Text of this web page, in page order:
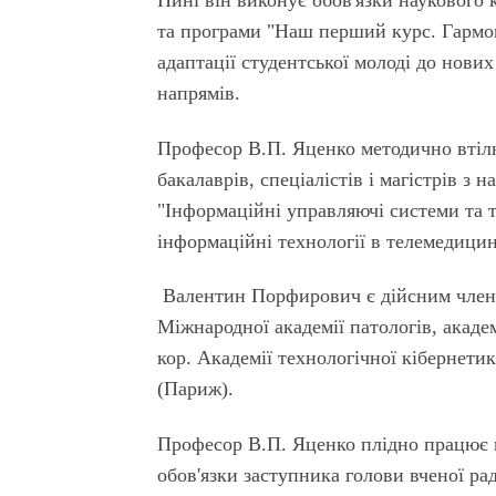
та програми "Наш перший курс.
адаптації студентської молоді до
напрямів.
Професор В.П. Яценко методично
бакалаврів, спеціалістів і магістрів
"Інформаційні управляючі системи та
інформаційні технології в
Валентин Порфирович є дійсним
Міжнародної академії патологів,
кор. Академії технологічної
(Париж).
Професор В.П. Яценко плідно працює
обов'язки заступника голови вченої